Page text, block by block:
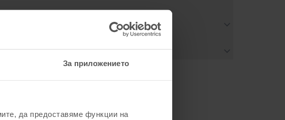
За приложението
да предоставяме функции на
търсене